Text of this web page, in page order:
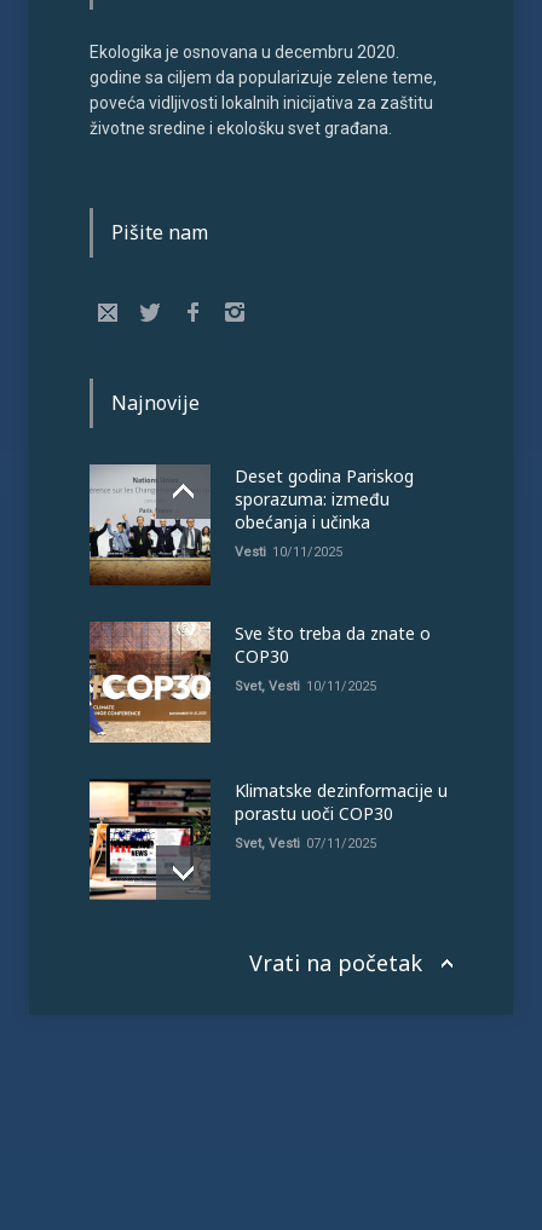
Ekologika je osnovana u decembru 2020.
godine sa ciljem da popularizuje zelene teme,
poveća vidljivosti lokalnih inicijativa za zaštitu
životne sredine i ekološku svet građana.
Pišite nam
Najnovije
Deset godina Pariskog
sporazuma: između
obećanja i učinka
Vesti 10/11/2025
Sve što treba da znate o
COP30
Svet, Vesti 10/11/2025
Klimatske dezinformacije u
porastu uoči COP30
Svet, Vesti 07/11/2025
Vrati na početak